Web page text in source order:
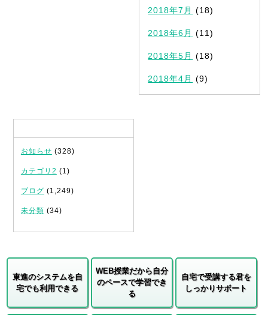
2018年7月 (18)
2018年6月 (11)
2018年5月 (18)
2018年4月 (9)
お知らせ (328)
カテゴリ2 (1)
ブログ (1,249)
未分類 (34)
東進のシステムを自
宅でも利用できる
WEB授業だから自分
のペースで学習でき
る
自宅で受講する君を
しっかりサポート